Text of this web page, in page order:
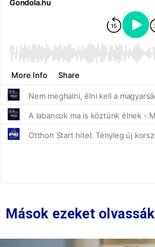
Mások ezeket olvassák